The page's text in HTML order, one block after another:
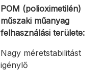
POM (polioximetilén)
műszaki műanyag
felhasználási területe:
Nagy méretstabilitást
igénylő